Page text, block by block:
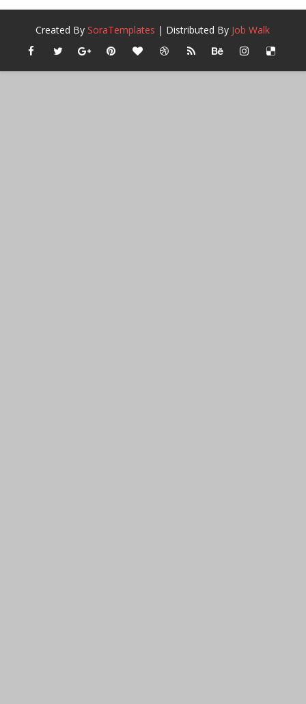
Created BySoraTemplates | Distributed By Job Walk